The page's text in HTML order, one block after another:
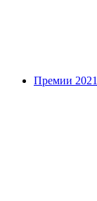
Премии 2021